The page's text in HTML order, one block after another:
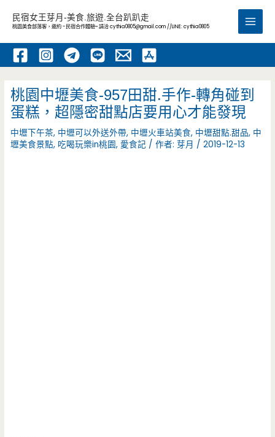
內
民宿女王芽月-美食.旅遊.全台趴趴走
桃園美食部落客，邀約 -民宿合作體驗~ 請洽cythia0805@gmail.com //LINE: cythia0805
Main
桃園中壢美食-957田甜.手作-轉角碰到
蛋糕，超隱密甜點店要用心才能發現
中壢下午茶, 中壢可以外送外帶, 中壢火車站美食, 中壢甜點.甜品, 中
壢美食景點, 吃喝玩樂in桃園, 愛食記 / 作者:芽月 /2019-12-13